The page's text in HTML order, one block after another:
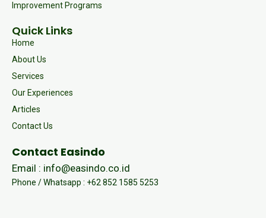
Improvement Programs
Quick Links
Home
About Us
Services
Our Experiences
Articles
Contact Us
Contact Easindo
Email : info@easindo.co.id
Phone / Whatsapp : +62 852 1585 5253